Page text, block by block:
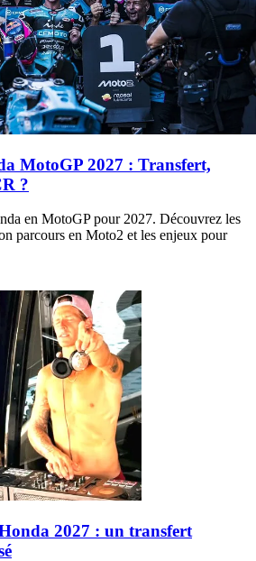
MotoGP 2027 : Transfert,
?
en MotoGP pour 2027. Découvrez les
parcours en Moto2 et les enjeux pour
2027 : un transfert